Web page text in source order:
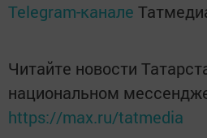
Telegram-канале
Читайте новости
национальном
https://max.ru/tatmedia